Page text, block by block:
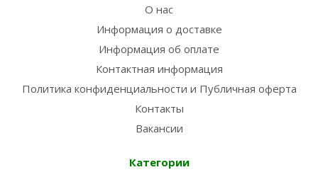
О нас
Информация о доставке
Информация об оплате
Контактная информация
Политика конфиденциальности и Публичная оферта
Контакты
Вакансии
Категории